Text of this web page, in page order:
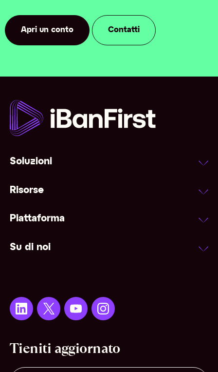
Apri un conto Contatti
Soluzioni
Risorse
Piattaforma
Su di noi
Tieniti aggiornato